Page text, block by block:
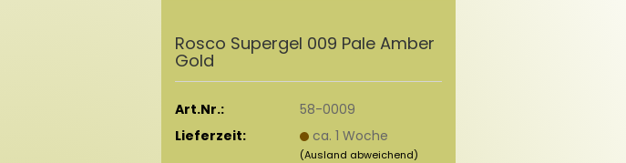
Rosco Su­per­gel 009 Pale Amber
Gold
Art.Nr.:
58-0009
Lieferzeit:
ca. 1 Woche
(Ausland abweichend)